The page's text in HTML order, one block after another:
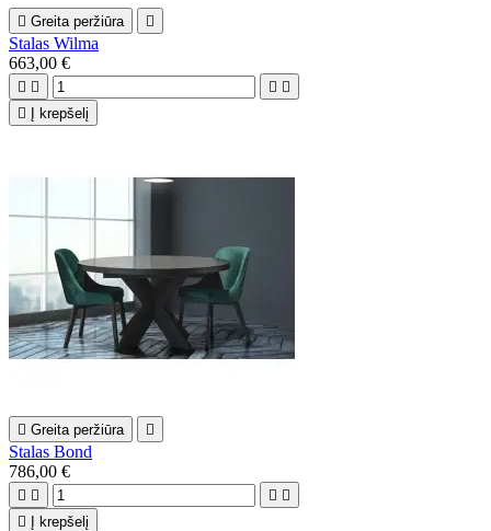
 Greita peržiūra 
Stalas Wilma
663,00 €
   

Į krepšelį
 Greita peržiūra 
Stalas Bond
786,00 €
   

Į krepšelį